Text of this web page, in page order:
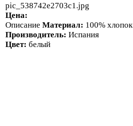
pic_538742e2703c1.jpg
Цена:
Описание Материал: 100% хлопок
Производитель: Испания
Цвет: белый